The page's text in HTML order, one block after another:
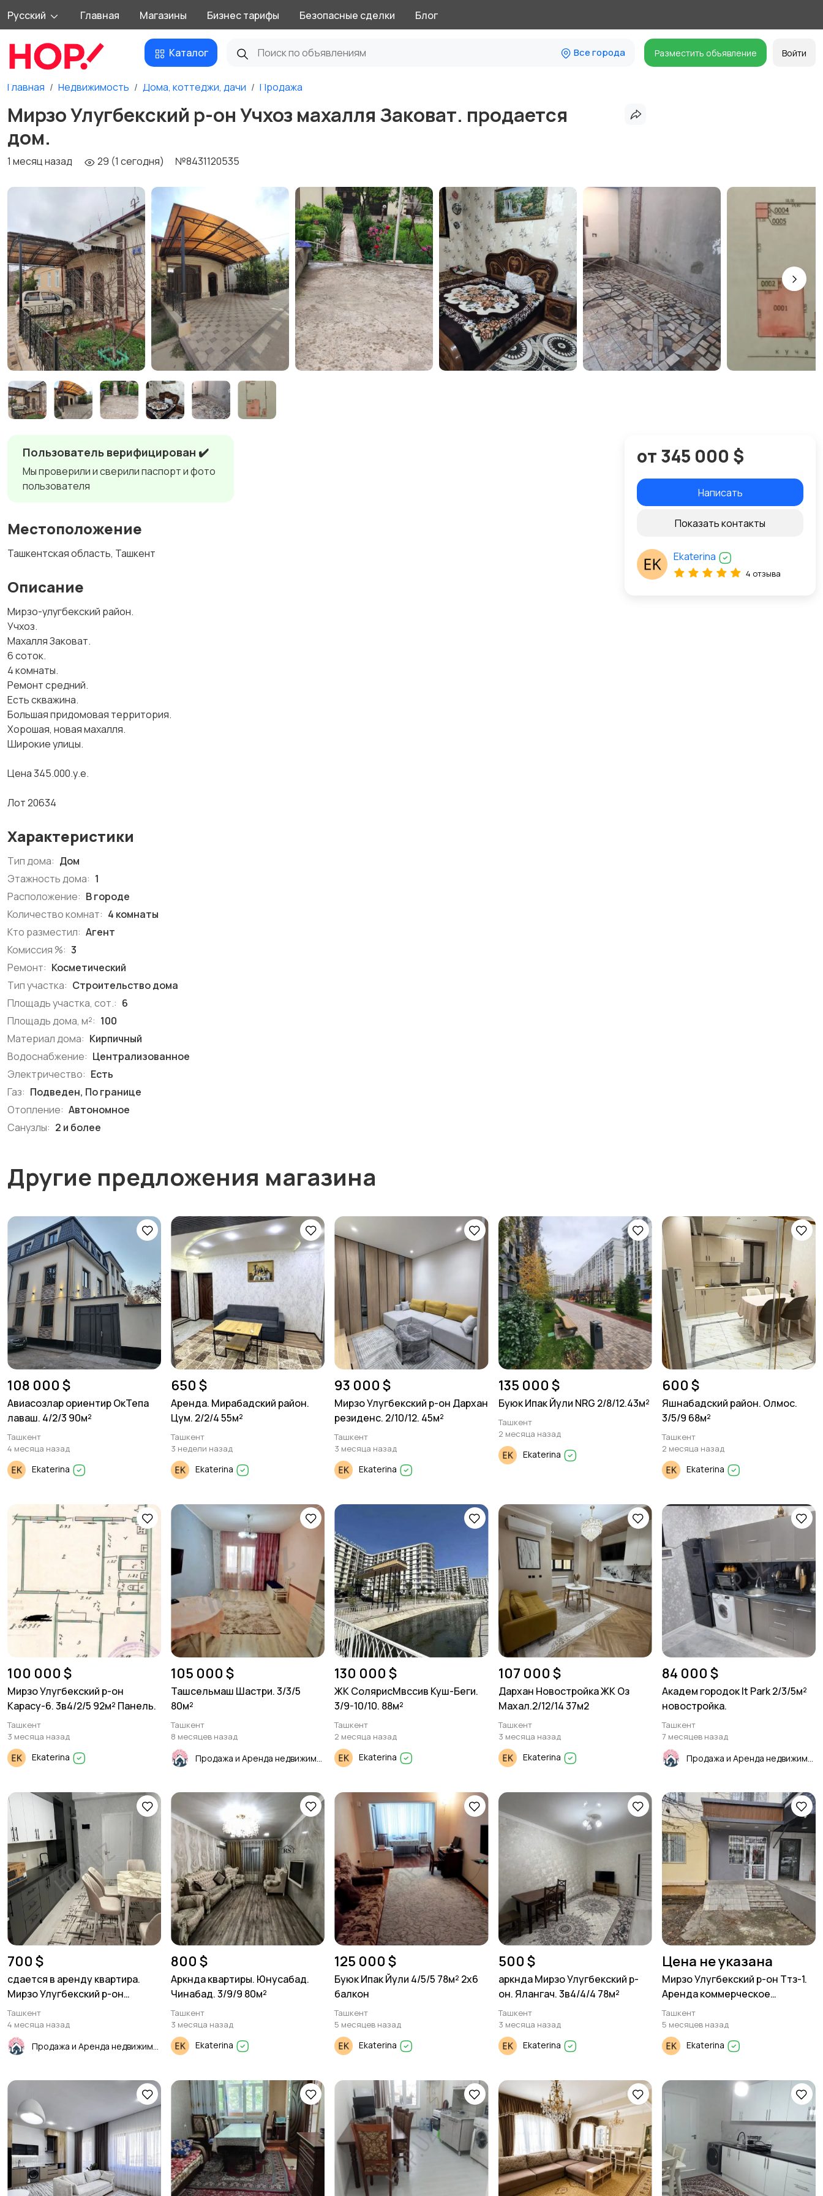
Русский Главная Магазины Бизнес тарифы Безопасные сделки Блог
Каталог Все города Разместить объявление Войти
Главная Недвижимость Дома, коттеджи, дачи Продажа
Мирзо Улугбекский р-он Учхоз махалля Заковат. продается
дом.
1 месяц назад 29 (1 сегодня) №8431120535
Пользователь верифицирован ✔️
Мы проверили и сверили паспорт и фото
пользователя
Местоположение
Ташкентская область, Ташкент
Описание
Мирзо-улугбекский район.
Учхоз.
Махалля Заковат.
6 соток.
4 комнаты.
Ремонт средний.
Есть скважина.
Большая придомовая территория.
Хорошая, новая махалля.
Широкие улицы.
Цена 345.000.у.е.
Лот 20634
Характеристики
Тип дома: Дом
Этажность дома: 1
Расположение: В городе
Количество комнат: 4 комнаты
Кто разместил: Агент
Комиссия %: 3
Ремонт: Косметический
Тип участка: Строительство дома
Площадь участка, сот.: 6
Площадь дома, м²: 100
Материал дома: Кирпичный
Водоснабжение: Централизованное
Электричество: Есть
Газ: Подведен, По границе
Отопление: Автономное
Санузлы: 2 и более
от 345 000 $
Написать
Показать контакты
Ekaterina
4 отзыва
Другие предложения магазина
108 000 $
Авиасозлар ориентир ОкТепа
лаваш. 4/2/3 90м²
Ташкент
4 месяца назад
Ekaterina
650 $
Аренда. Мирабадский район.
Цум. 2/2/4 55м²
Ташкент
3 недели назад
Ekaterina
93 000 $
Мирзо Улугбекский р-он Дархан
резиденс. 2/10/12. 45м²
Ташкент
3 месяца назад
Ekaterina
135 000 $
Буюк Ипак Йули NRG 2/8/12.43м²
Ташкент
2 месяца назад
Ekaterina
600 $
Яшнабадский район. Олмос.
3/5/9 68м²
Ташкент
2 месяца назад
Ekaterina
100 000 $
Мирзо Улугбекский р-он
Карасу-6. 3в4/2/5 92м² Панель.
Ташкент
3 месяца назад
Ekaterina
105 000 $
Ташсельмаш Шастри. 3/3/5
80м²
Ташкент
8 месяцев назад
130 000 $
ЖК СолярисМвссив Куш-Беги.
3/9-10/10. 88м²
Ташкент
2 месяца назад
Ekaterina
107 000 $
Дархан Новостройка ЖК Оз
Махал.2/12/14 37м2
Ташкент
3 месяца назад
Ekaterina
84 000 $
Академ городок It Park 2/3/5м²
новостройка.
Ташкент
7 месяцев назад
700 $
сдается в аренду квартира.
Мирзо Улугбекский р-он
Карасу-3. 2/1/9. 75м²
Ташкент
4 месяца назад
800 $
Аркнда квартиры. Юнусабад.
Чинабад. 3/9/9 80м²
Ташкент
3 месяца назад
Ekaterina
125 000 $
Буюк Ипак Йули 4/5/5 78м² 2х6
балкон
Ташкент
5 месяцев назад
Ekaterina
500 $
аркнда Мирзо Улугбекский р-
он. Ялангач. 3в4/4/4 78м²
Ташкент
3 месяца назад
Ekaterina
Цена не указана
Мирзо Улугбекский р-он Ттз-1.
Аренда коммерческое
помещение 60м²
Ташкент
5 месяцев назад
Ekaterina